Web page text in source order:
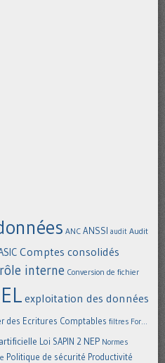
ANC ANSSI audit Audit
Comptes consolidés
interne Conversion de fichier
exploitation des données
des Ecritures Comptables filtres For...
Loi SAPIN 2 NEP Normes
Politique de sécurité Productivité